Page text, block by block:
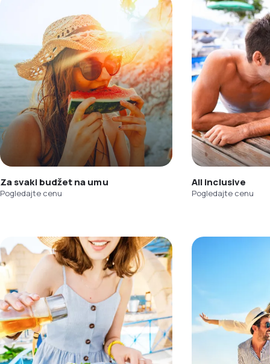
Za svaki budžet na umu
Pogledajte cenu
All inclusive
Pogledajte cenu